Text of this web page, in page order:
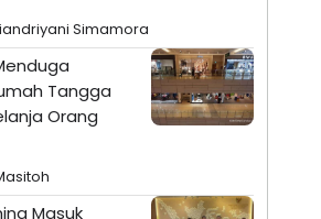
Simamora
Tangga
Orang
Masuk